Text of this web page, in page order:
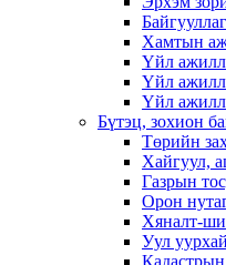
Хамтын
Үйл
Үйл
Үйл
Бүтэц, зохион
Төрийн
Хайгуул,
Газрын
Орон
Хяналт-
Уул
Кадастрын